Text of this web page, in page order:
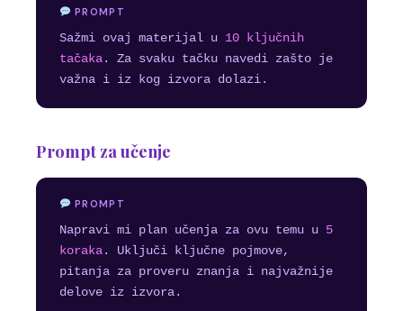
PROMPT
Sažmi ovaj materijal u 10 ključnih
tačaka. Za svaku tačku navedi zašto je
važna i iz kog izvora dolazi.
Prompt za učenje
PROMPT
Napravi mi plan učenja za ovu temu u 5
koraka. Uključi ključne pojmove,
pitanja za proveru znanja i najvažnije
delove iz izvora.